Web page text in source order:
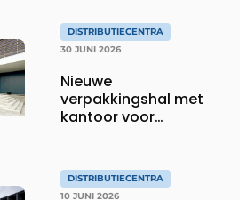
DISTRIBUTIECENTRA
30 JUNI 2026
Nieuwe
verpakkingshal met
kantoor voor
DISTRIBUTIECENTRA
10 JUNI 2026